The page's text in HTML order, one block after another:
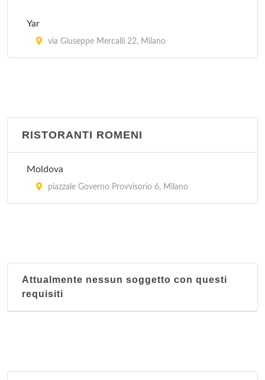
Yar
via Giuseppe Mercalli 22, Milano
RISTORANTI ROMENI
Moldova
piazzale Governo Provvisorio 6, Milano
Attualmente nessun soggetto con questi
requisiti